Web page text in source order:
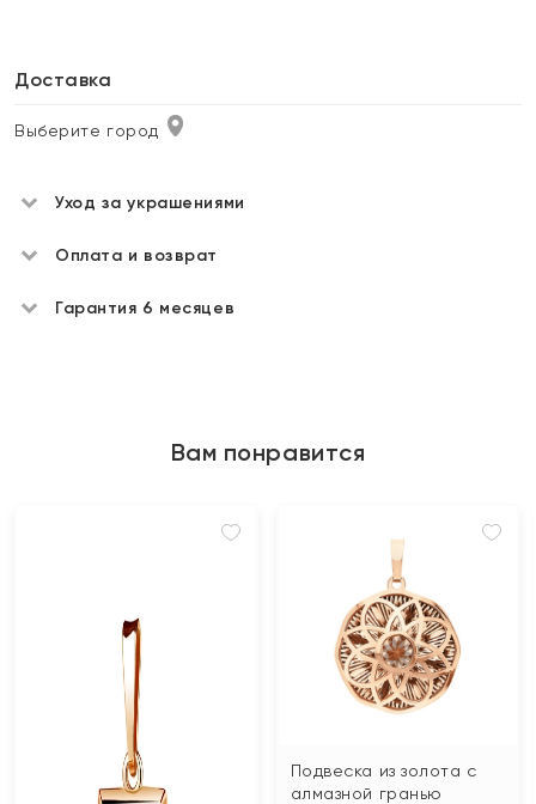
Доставка
Выберите город
Уход за украшениями
Оплата и возврат
Гарантия 6 месяцев
Вам понравится
Подвеска из золота с
алмазной гранью